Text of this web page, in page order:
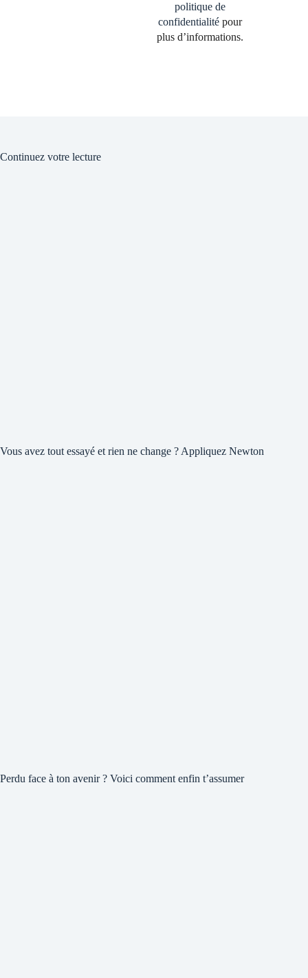
politique de
confidentialitépour
plus d’informations.
Continuez votre lecture
Vous avez tout essayé et rien ne change ? Appliquez Newton
Perdu face à ton avenir ? Voici comment enfin t’assumer